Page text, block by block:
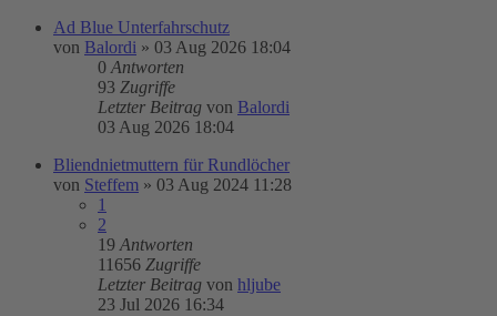
Ad Blue Unterfahrschutz
von Balordi » 03 Aug 2026 18:04
0 Antworten
93 Zugriffe
Letzter Beitrag von Balordi
03 Aug 2026 18:04
Bliendnietmuttern für Rundlöcher
von Steffem » 03 Aug 2024 11:28
1
2
19 Antworten
11656 Zugriffe
Letzter Beitrag von hljube
23 Jul 2026 16:34